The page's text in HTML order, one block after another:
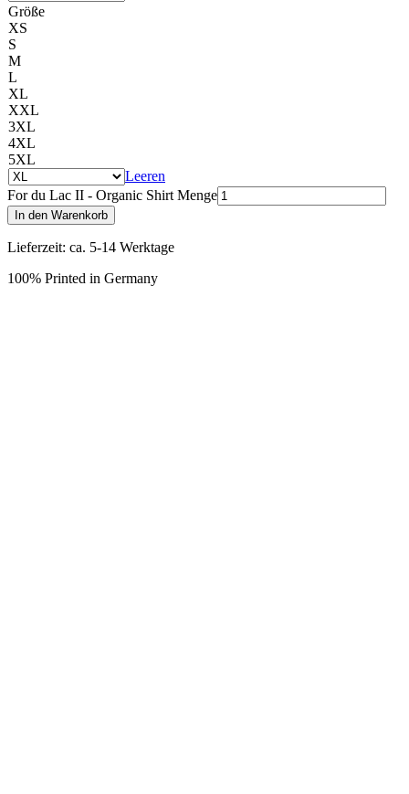
Größe
XS
S
M
L
XL
XXL
3XL
4XL
5XL
Leeren
For du Lac II - Organic Shirt Menge
In den Warenkorb
Lieferzeit: ca. 5-14 Werktage
100% Printed in Germany